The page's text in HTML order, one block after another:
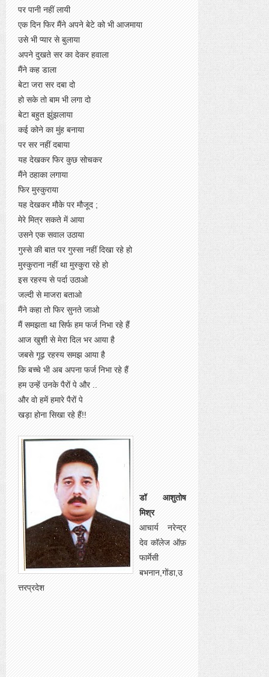
पर पानी नहीं लायी
एक दिन फिर मैंने अपने बेटे को भी आजमाया
उसे भी प्यार से बुलाया
अपने दुखते सर का देकर हवाला
मैंने कह डाला
बेटा जरा सर दबा दो
हो सके तो बाम भी लगा दो
बेटा बहुत झुंझलाया
कई कोने का मुंह बनाया
पर सर नहीं दबाया
यह देखकर फिर कुछ सोचकर
मैंने ठहाका लगाया
फिर मुस्कुराया
यह देखकर मौके पर मौजूद ;
मेरे मित्र सकते में आया
उसने एक सवाल उठाया
गुस्से की बात पर गुस्सा नहीं दिखा रहे हो
मुस्कुराना नहीं था मुस्कुरा रहे हो
इस रहस्य से पर्दा उठाओ
जल्दी से माजरा बताओ
मैंने कहा तो फिर सुनते जाओ
मैं समझता था सिर्फ हम फर्ज निभा रहे हैं
आज खुशी से मेरा दिल भर आया है
जबसे गूढ़ रहस्य समझ आया है
कि बच्चे भी अब अपना फर्ज निभा रहे हैं
हम उन्हें उनके पैरों पे और ..
और वो हमें हमारे पैरों पे
खड़ा होना सिखा रहे हैं!!
डॉ आशुतोष
मिश्र
आचार्य नरेन्द्र
देव कॉलेज ऑफ़
फार्मेसी
बभनान,गोंडा,उ
त्तरप्रदेश